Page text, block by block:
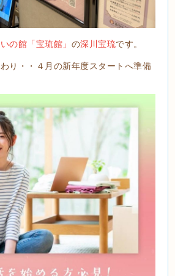
の館「宝琉館」 の深川宝琉です。
り・・４月の新年度スタートへ準備